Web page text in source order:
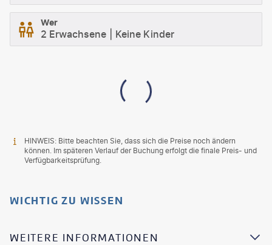
Wer
2 Erwachsene Keine Kinder
HINWEIS: Bitte beachten Sie, dass sich die Preise noch ändern
können. Im späteren Verlauf der Buchung erfolgt die finale Preis- und
Verfügbarkeitsprüfung.
WICHTIG ZU WISSEN
WEITERE INFORMATIONEN